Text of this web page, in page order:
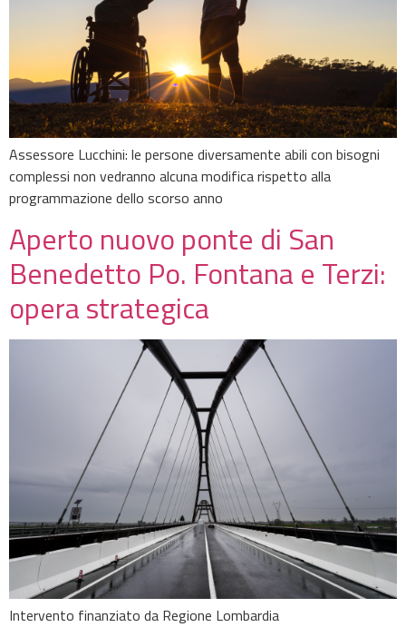
Assessore Lucchini: le persone diversamente abili con bisogni
complessi non vedranno alcuna modifica rispetto alla
programmazione dello scorso anno
Aperto nuovo ponte di San
Benedetto Po. Fontana e Terzi:
opera strategica
Intervento finanziato da Regione Lombardia